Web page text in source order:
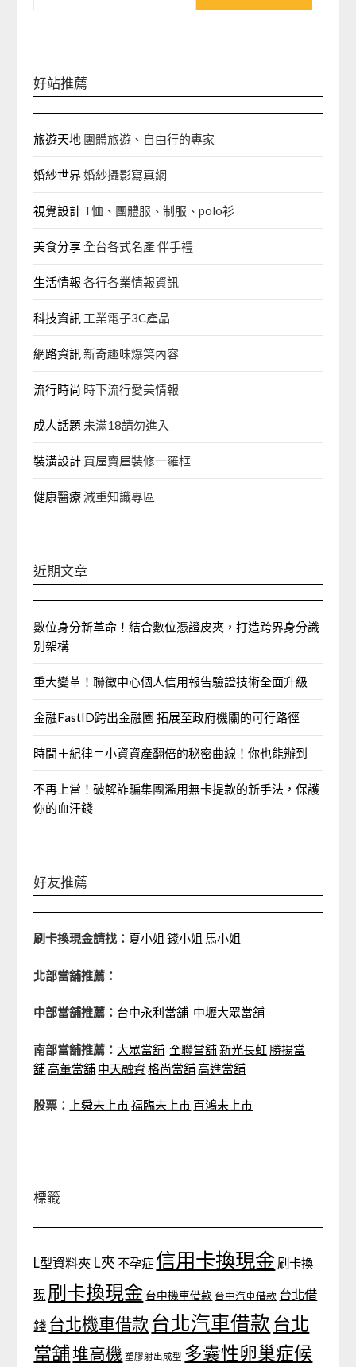
關
好站推薦
旅遊天地 團體旅遊、自由行的專家‎
婚紗世界婚紗攝影寫真網
視覺設計 T恤、團體服、制服、polo衫
美食分享全台各式名產 伴手禮
生活情報 各行各業情報資訊
科技資訊 工業電子3C產品
網路資訊 新奇趣味爆笑內容
流行時尚 時下流行愛美情報
成人話題 未滿18請勿進入
裝潢設計 買屋賣屋裝修一羅框
健康醫療減重知識專區
近期文章
數位身分新革命！結合數位憑證皮夾，打造跨界身分識
別架構
重大變革！聯徵中心個人信用報告驗證技術全面升級
金融FastID跨出金融圈 拓展至政府機關的可行路徑
時間＋紀律＝小資資產翻倍的秘密曲線！你也能辦到
不再上當！破解詐騙集團濫用無卡提款的新手法，保護
你的血汗錢
好友推薦
刷卡換現金請找： 夏小姐 錢小姐 馬小姐
北部當舖推薦：
中部當舖推薦： 台中永利當舖 中壢大眾當舖
南部當舖推薦： 大眾當舖 全聯當舖新光長虹 勝揚當
舖高董當舖 中天融資格尚當舖高進當舖
股票： 上舜未上市福臨未上市 百鴻未上市
標籤
L型資料夾 L夾 不孕症 信用卡換現金 刷卡換
現 刷卡換現金 台中機車借款 台中汽車借款 台北借
錢 台北機車借款 台北汽車借款 台北
當舖堆高機 塑膠射出成型 多囊性卵巢症候